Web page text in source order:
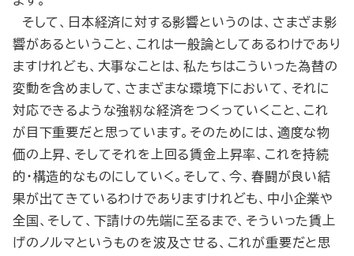
そして、日本経済に対する影響というのは、さまざま影
響があるということ、これは一般論としてあるわけであり
ますけれども、大事なことは、私たちはこういった為替の
変動を含めまして、さまざまな環境下において、それに
対応できるような強靱な経済をつくっていくこと、これ
が目下重要だと思っています。そのためには、適度な物
価の上昇、そしてそれを上回る賃金上昇率、これを持続
的・構造的なものにしていく。そして、今、春闘が良い結
果が出てきているわけでありますけれども、中小企業や
全国、そして、下請けの先端に至るまで、そういった賃上
げのノルマというものを波及させる、これが重要だと思